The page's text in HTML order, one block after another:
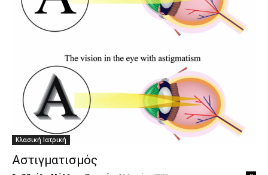
Κλασική Ιατρική
Αστιγματισμός